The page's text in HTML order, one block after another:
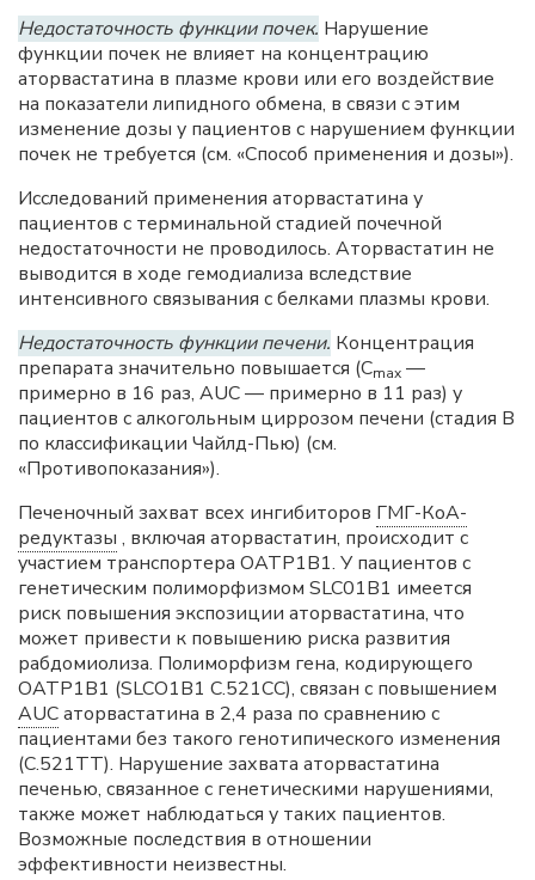
Недостаточность функции почек. Нарушение
функции почек не влияет на концентрацию
аторвастатина в плазме крови или его воздействие
на показатели липидного обмена, в связи с этим
изменение дозы у пациентов с нарушением функции
почек не требуется (см. «Способ применения и дозы»).
Исследований применения аторвастатина у
пациентов с терминальной стадией почечной
недостаточности не проводилось. Аторвастатин не
выводится в ходе гемодиализа вследствие
интенсивного связывания с белками плазмы крови.
Недостаточность функции печени. Концентрация
препарата значительно повышается (Cmax —
примерно в 16 раз, AUC — примерно в 11 раз) у
пациентов с алкогольным циррозом печени (стадия В
по классификации Чайлд-Пью) (см.
«Противопоказания»).
Печеночный захват всех ингибиторов ГМГ-КоА-
редуктазы , включая аторвастатин, происходит с
участием транспортера ОАТР1В1. У пациентов с
генетическим полиморфизмом SLC01B1 имеется
риск повышения экспозиции аторвастатина, что
может привести к повышению риска развития
рабдомиолиза. Полиморфизм гена, кодирующего
ОАТР1В1 (SLCO1B1 С.521СС), связан с повышением
AUCаторвастатина в 2,4 раза по сравнению с
пациентами без такого генотипического изменения
(С.521ТТ). Нарушение захвата аторвастатина
печенью, связанное с генетическими нарушениями,
также может наблюдаться у таких пациентов.
Возможные последствия в отношении
эффективности неизвестны.